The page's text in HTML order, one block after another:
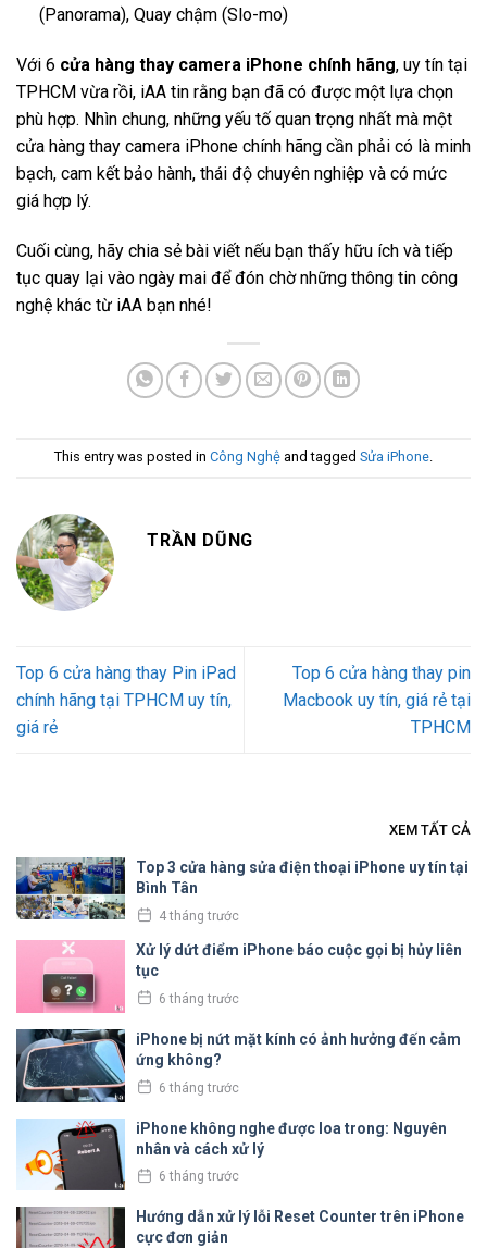
(Panorama), Quay chậm (Slo-mo)
Với 6 cửa hàng thay camera iPhone chính hãng, uy tín tại
TPHCM vừa rồi, iAA tin rằng bạn đã có được một lựa chọn
phù hợp. Nhìn chung, những yếu tố quan trọng nhất mà một
cửa hàng thay camera iPhone chính hãng cần phải có là minh
bạch, cam kết bảo hành, thái độ chuyên nghiệp và có mức
giá hợp lý.
Cuối cùng, hãy chia sẻ bài viết nếu bạn thấy hữu ích và tiếp
tục quay lại vào ngày mai để đón chờ những thông tin công
nghệ khác từ iAA bạn nhé!
This entry was posted in Công Nghệ and tagged Sửa iPhone.
TRẦN DŨNG
Top 6 cửa hàng thay Pin iPad
chính hãng tại TPHCM uy tín,
giá rẻ
Top 6 cửa hàng thay pin
Macbook uy tín, giá rẻ tại
TPHCM
XEM TẤT CẢ
Top 3 cửa hàng sửa điện thoại iPhone uy tín tại
Bình Tân
4 tháng trước
Xử lý dứt điểm iPhone báo cuộc gọi bị hủy liên
tục
6 tháng trước
iPhone bị nứt mặt kính có ảnh hưởng đến cảm
ứng không?
6 tháng trước
iPhone không nghe được loa trong: Nguyên
nhân và cách xử lý
6 tháng trước
Hướng dẫn xử lý lỗi Reset Counter trên iPhone
cực đơn giản